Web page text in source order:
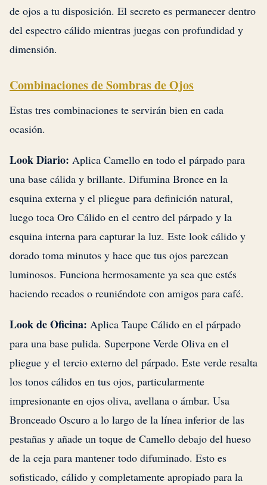
de ojos a tu disposición. El secreto es permanecer dentro
del espectro cálido mientras juegas con profundidad y
dimensión.
Combinaciones de Sombras de Ojos
Estas tres combinaciones te servirán bien en cada
ocasión.
Look Diario: Aplica Camello en todo el párpado para
una base cálida y brillante. Difumina Bronce en la
esquina externa y el pliegue para definición natural,
luego toca Oro Cálido en el centro del párpado y la
esquina interna para capturar la luz. Este look cálido y
dorado toma minutos y hace que tus ojos parezcan
luminosos. Funciona hermosamente ya sea que estés
haciendo recados o reuniéndote con amigos para café.
Look de Oficina: Aplica Taupe Cálido en el párpado
para una base pulida. Superpone Verde Oliva en el
pliegue y el tercio externo del párpado. Este verde resalta
los tonos cálidos en tus ojos, particularmente
impresionante en ojos oliva, avellana o ámbar. Usa
Bronceado Oscuro a lo largo de la línea inferior de las
pestañas y añade un toque de Camello debajo del hueso
de la ceja para mantener todo difuminado. Esto es
sofisticado, cálido y completamente apropiado para la